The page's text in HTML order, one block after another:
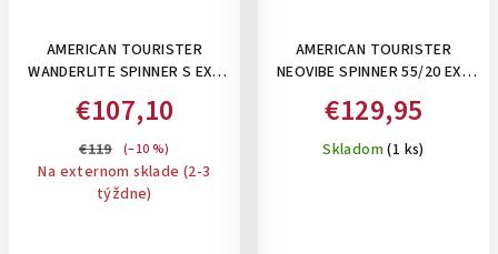
AMERICAN TOURISTER
WANDERLITE SPINNER S EXP
PRÍRUČNÝ KUFOR
ROZŠÍRITEĽNÝ
€107,10
€119 (–10 %)
Na externom sklade (2-3
týždne)
AMERICAN TOURISTER
NEOVIBE SPINNER 55/20 EXP
PRÍRUČNÝ KUFOR
ROZŠÍRITEĽNÝ, ČIERNY
€129,95
Skladom(1 ks)